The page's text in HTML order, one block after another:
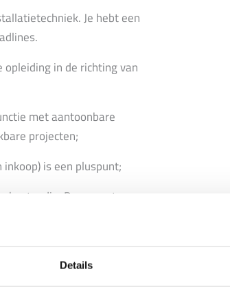
Details
Je hebt een
in de richting van
met aantoonbare
projecten;
is een pluspunt;
Daarnaast